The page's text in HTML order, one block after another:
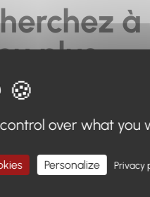
plus.
page, ou à utiliser le
l'accueilover what you
Personalize Privacy